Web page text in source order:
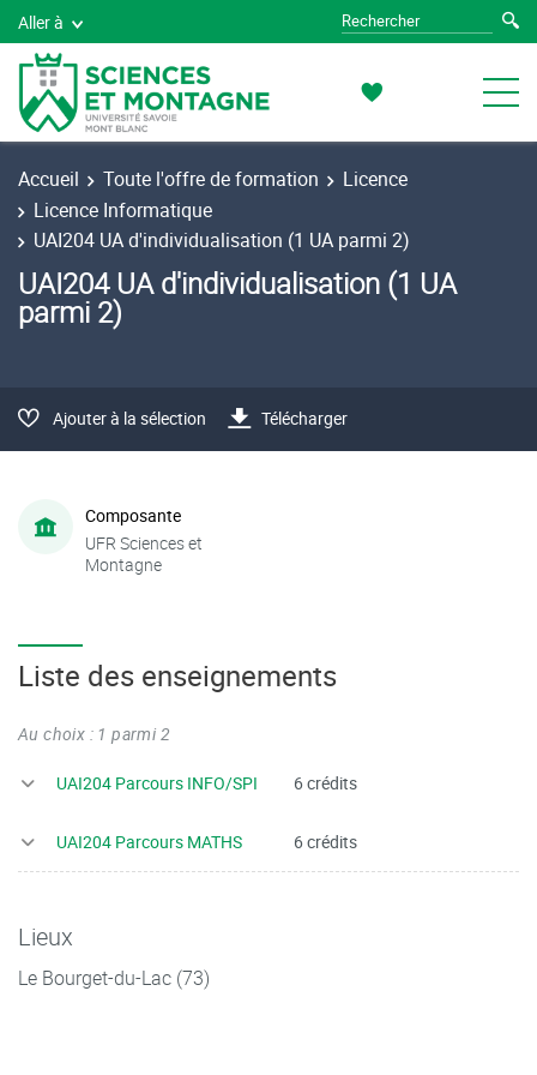
Aller à
Accueil Toute l'offre de formation
Licence
Licence Informatique
UAI204 UA d'individualisation (1 UA parmi 2)
UAI204 UA d'individualisation (1 UA
parmi 2)
Ajouter à la sélection Télécharger
Composante
UFR Sciences et
Montagne
Liste des enseignements
Au choix : 1 parmi 2
UAI204 Parcours INFO/SPI 6 crédits
UAI204 Parcours MATHS 6 crédits
Lieux
Le Bourget-du-Lac (73)